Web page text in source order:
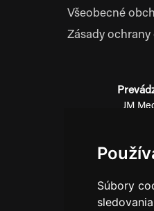
Súbory
Všeobecné
Zásady
JM
IČO: